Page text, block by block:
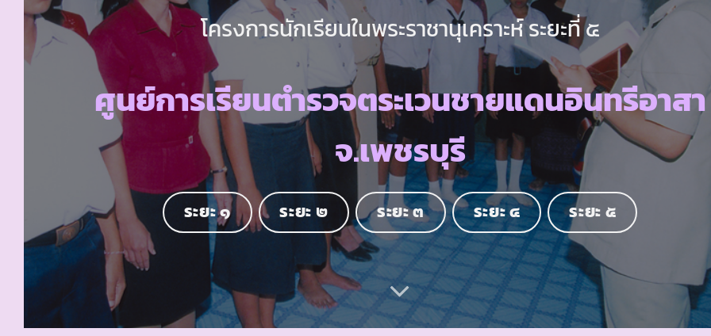
โครงการนักเรียนในพระราชานุเคราะห์ ระยะที่ ๕
ศูนย์การเรียนตำรวจตระเวนชายแดนอินทรีอาสา
จ.เพชรบุรี
ระยะ ๑ ระยะ ๒ ระยะ ๓ ระยะ ๔ ระยะ ๕